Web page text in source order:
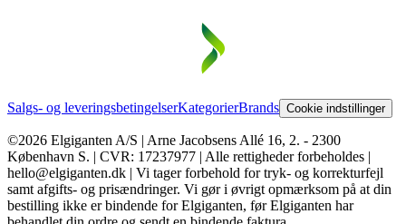
Salgs- og leveringsbetingelserKategorierBrands Cookie indstillinger
©2026 Elgiganten A/S | Arne Jacobsens Allé 16, 2. - 2300
København S. | CVR: 17237977 | Alle rettigheder forbeholdes |
hello@elgiganten.dk | Vi tager forbehold for tryk- og korrekturfejl
samt afgifts- og prisændringer. Vi gør i øvrigt opmærksom på at din
bestilling ikke er bindende for Elgiganten, før Elgiganten har